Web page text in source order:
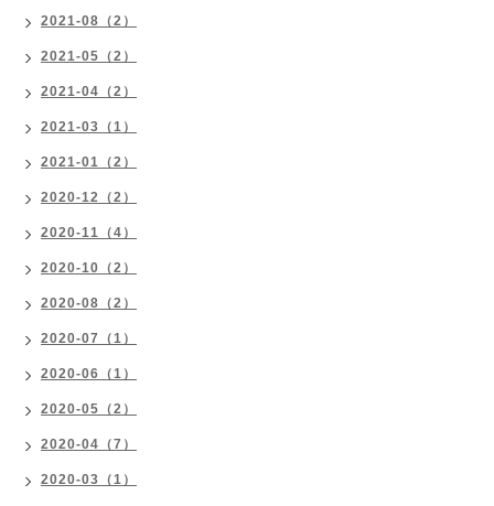
2021-08（2）
2021-05（2）
2021-04（2）
2021-03（1）
2021-01（2）
2020-12（2）
2020-11（4）
2020-10（2）
2020-08（2）
2020-07（1）
2020-06（1）
2020-05（2）
2020-04（7）
2020-03（1）